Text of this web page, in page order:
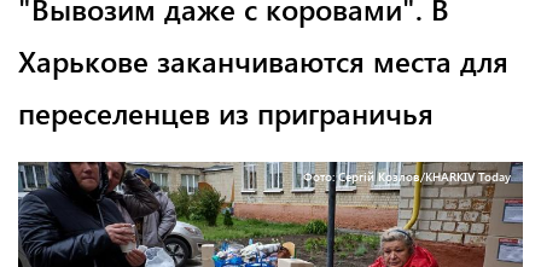
"Вывозим даже с коровами". В
Харькове заканчиваются места для
переселенцев из приграничья
Фото: Сергій Козлов/KHARKIV Today